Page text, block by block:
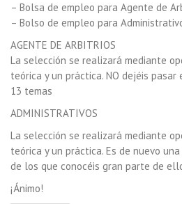
– Bolsa de empleo para Agente de
– Bolso de empleo para
AGENTE DE ARBITRIOS
La selección se realizará mediante
teórica y un práctica. NO dejéis
13 temas
ADMINISTRATIVOS
La selección se realizará mediante
teórica y un práctica. Es de nuevo
de los que conocéis gran parte de
¡Ánimo!